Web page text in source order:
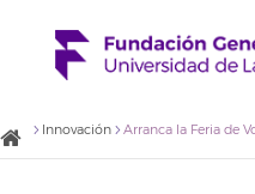
Innovación